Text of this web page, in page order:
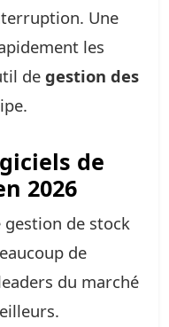
Une
les
de gestion des
de
2026
gestion de stock
de
du marché